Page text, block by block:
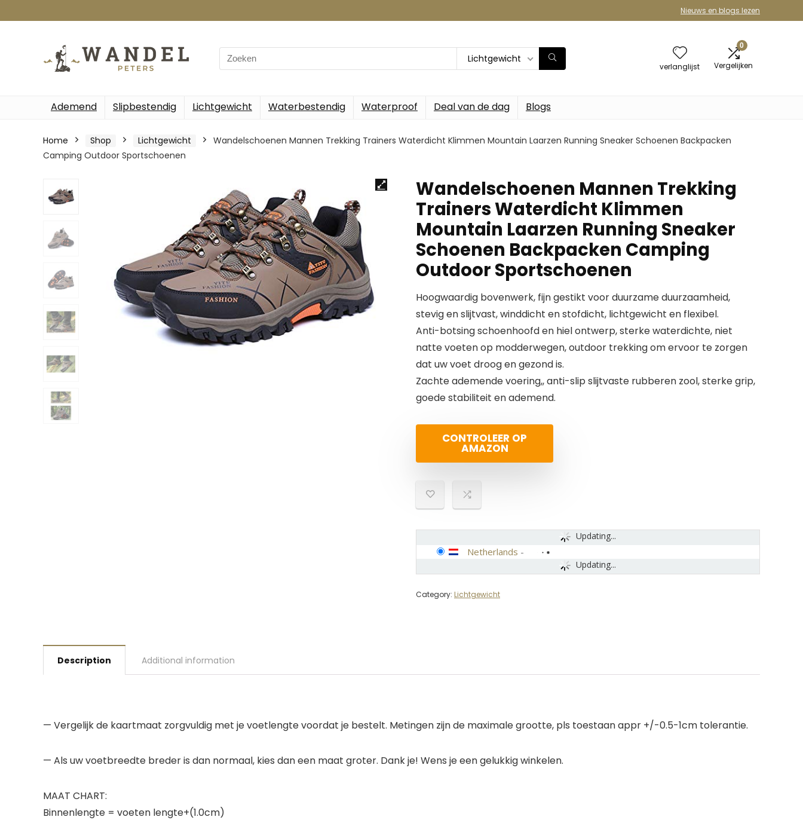
Nieuws en blogs lezen
Search
for:
Lichtgewicht
verlanglijst
0
Vergelijken
Ademend Slipbestendig Lichtgewicht Waterbestendig Waterproof Deal van de dag Blogs
Home Shop Lichtgewicht
Wandelschoenen Mannen Trekking Trainers Waterdicht Klimmen Mountain Laarzen Running Sneaker Schoenen Backpacken
Camping Outdoor Sportschoenen
Wandelschoenen Mannen Trekking
Trainers Waterdicht Klimmen
Mountain Laarzen Running Sneaker
Schoenen Backpacken Camping
Outdoor Sportschoenen
Hoogwaardig bovenwerk, fijn gestikt voor duurzame duurzaamheid,
stevig en slijtvast, winddicht en stofdicht, lichtgewicht en flexibel.
Anti-botsing schoenhoofd en hiel ontwerp, sterke waterdichte, niet
natte voeten op modderwegen, outdoor trekking om ervoor te zorgen
dat uw voet droog en gezond is.
Zachte ademende voering,, anti-slip slijtvaste rubberen zool, sterke grip,
goede stabiliteit en ademend.
CONTROLEER OP
AMAZON
Updating...
Updating...
Netherlands -
Category: Lichtgewicht
Description Additional information
— Vergelijk de kaartmaat zorgvuldig met je voetlengte voordat je bestelt. Metingen zijn de maximale grootte, pls toestaan appr +/-0.5-1cm tolerantie.
— Als uw voetbreedte breder is dan normaal, kies dan een maat groter. Dank je! Wens je een gelukkig winkelen.
MAAT CHART:
Binnenlengte = voeten lengte+(1.0cm)